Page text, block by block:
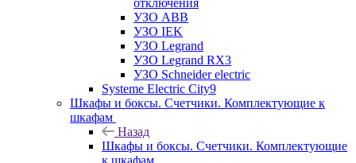
УЗО ABB
УЗО IEK
УЗО Legrand
УЗО Legrand RX3
УЗО Schneider electric
Systeme Electric City9
Шкафы и боксы. Счетчики. Комплектующие к
шкафам
Назад
Шкафы и боксы. Счетчики. Комплектующие
к шкафам